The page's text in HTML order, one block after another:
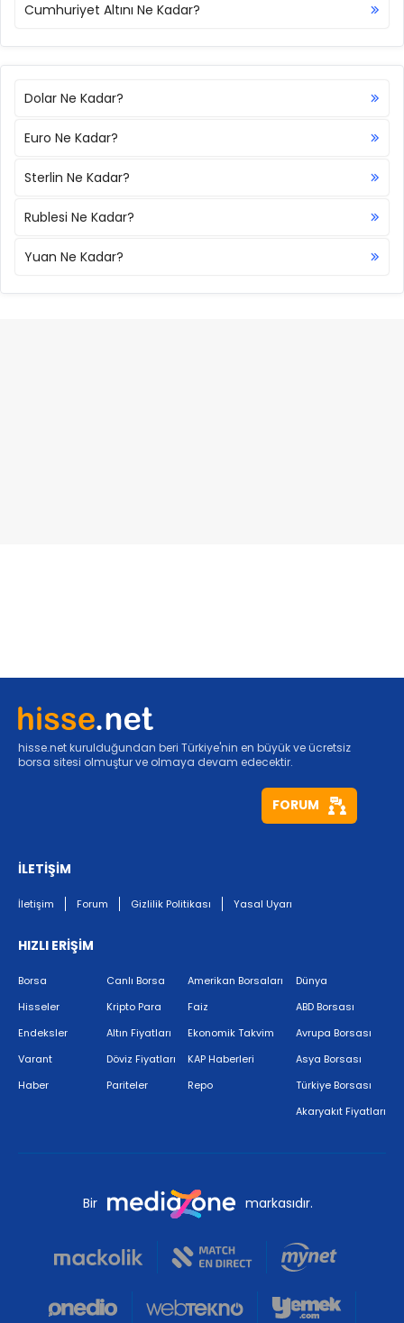
Cumhuriyet Altını Ne Kadar?
Dolar Ne Kadar?
Euro Ne Kadar?
Sterlin Ne Kadar?
Rublesi Ne Kadar?
Yuan Ne Kadar?
hisse.net kurulduğundan beri Türkiye'nin en büyük ve ücretsiz
borsa sitesi olmuştur ve olmaya devam edecektir.
FORUM
İLETİŞİM
İletişim Forum Gizlilik Politikası Yasal Uyarı
HIZLI ERİŞİM
Borsa
Hisseler
Endeksler
Varant
Haber
Canlı Borsa
Kripto Para
Altın Fiyatları
Döviz Fiyatları
Pariteler
Amerikan Borsaları
Faiz
Ekonomik Takvim
KAP Haberleri
Repo
Dünya
ABD Borsası
Avrupa Borsası
Asya Borsası
Türkiye Borsası
Akaryakıt Fiyatları
Bir markasıdır.